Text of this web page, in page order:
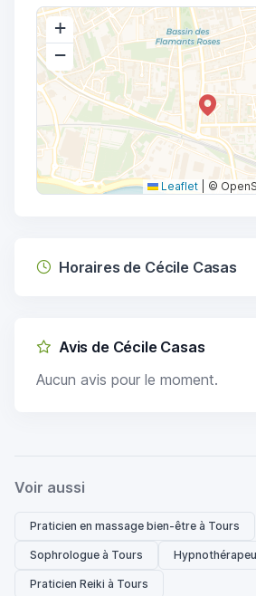
+
−
Leaflet ©
Horaires de Cécile Casas
Avis de Cécile Casas
Aucun avis pour le moment.
Voir aussi
Praticien en massage bien-être à Tours
Sophrologue à Tours
Praticien Reiki à Tours